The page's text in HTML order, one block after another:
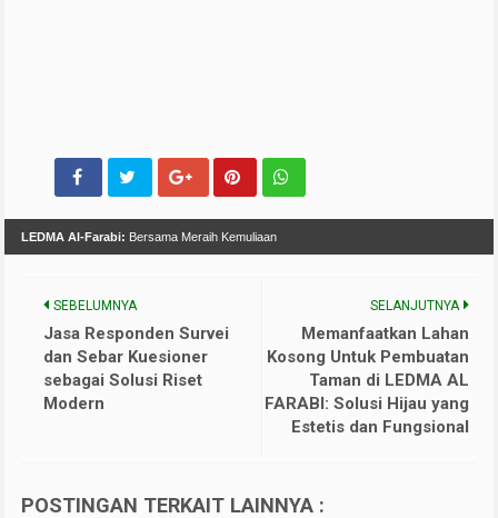
LEDMA Al-Farabi: Bersama Meraih Kemuliaan
SELANJUTNYA
Memanfaatkan Lahan
Kosong Untuk Pembuatan
Taman di LEDMA AL
FARABI: Solusi Hijau yang
Estetis dan Fungsional
SEBELUMNYA
Jasa Responden Survei
dan Sebar Kuesioner
sebagai Solusi Riset
Modern
POSTINGAN TERKAIT LAINNYA :